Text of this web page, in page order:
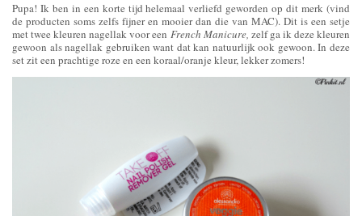
Pupa! Ik ben in een korte tijd helemaal verliefd geworden op dit merk (vind
de producten soms zelfs fijner en mooier dan die van MAC). Dit is een setje
met twee kleuren nagellak voor een French Manicure, zelf ga ik deze kleuren
gewoon als nagellak gebruiken want dat kan natuurlijk ook gewoon. In deze
set zit een prachtige roze en een koraal/oranje kleur, lekker zomers!